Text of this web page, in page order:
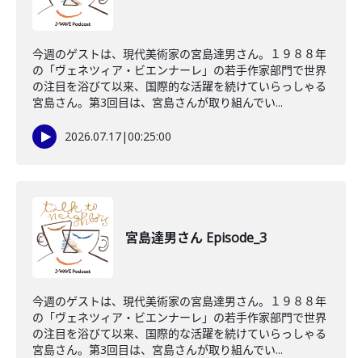
今週のゲストは、現代美術家の宮島達男さん。１９８８年
の「ヴェネツィア・ビエンナーレ」の若手作家部門で世界
の注目を浴びて以来、国際的な活躍を続けていらっしゃる
宮島さん。第3回目は、宮島さんが取り組んでい...
2026.07.17|00:25:00
宮島達男さん Episode_3
今週のゲストは、現代美術家の宮島達男さん。１９８８年
の「ヴェネツィア・ビエンナーレ」の若手作家部門で世界
の注目を浴びて以来、国際的な活躍を続けていらっしゃる
宮島さん。第3回目は、宮島さんが取り組んでい...